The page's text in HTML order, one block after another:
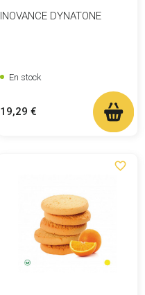
INOVANCE DYNATONE
En stock
Prix
19,29 €
favorite_border